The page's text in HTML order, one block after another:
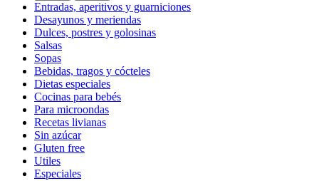
Entradas, aperitivos y guarniciones
Desayunos y meriendas
Dulces, postres y golosinas
Salsas
Sopas
Bebidas, tragos y cócteles
Dietas especiales
Cocinas para bebés
Para microondas
Recetas livianas
Sin azúcar
Gluten free
Utiles
Especiales